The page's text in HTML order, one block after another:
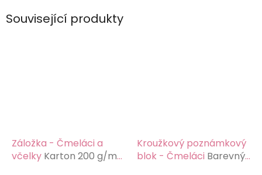
Související produkty
Záložka - Čmeláci a
včelky Karton 200 g/m2,
Kroužkový poznámkový
blok - Čmeláci Barevný